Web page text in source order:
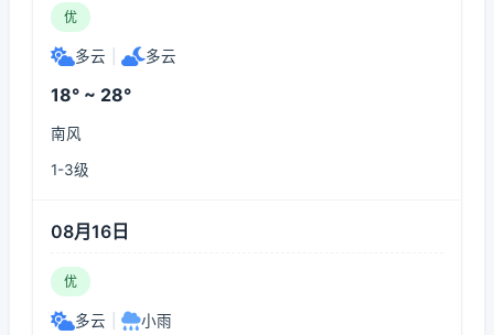
优
多云 多云
18° ~ 28°
南风
1-3级
08月16日
优
多云 小雨